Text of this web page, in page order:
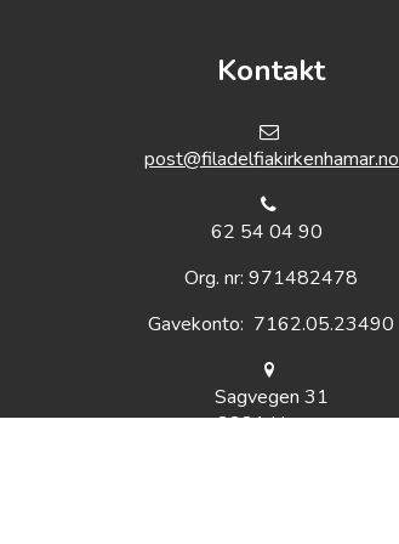
Kontakt
post@filadelfiakirkenhamar.no
62 54 04 90
Org. nr: 971482478
Gavekonto: 7162.05.23490
Sagvegen 31
2321 Hamar